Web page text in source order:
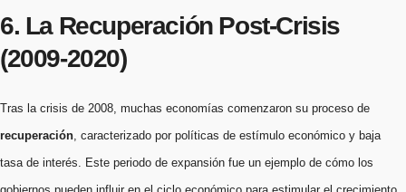
6. La Recuperación Post-Crisis
(2009-2020)
Tras la crisis de 2008, muchas economías comenzaron su proceso de
recuperación, caracterizado por políticas de estímulo económico y baja
tasa de interés. Este periodo de expansión fue un ejemplo de cómo los